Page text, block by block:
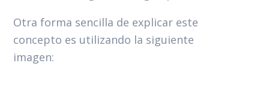
Otra forma sencilla de explicar este
concepto es utilizando la siguiente
imagen: